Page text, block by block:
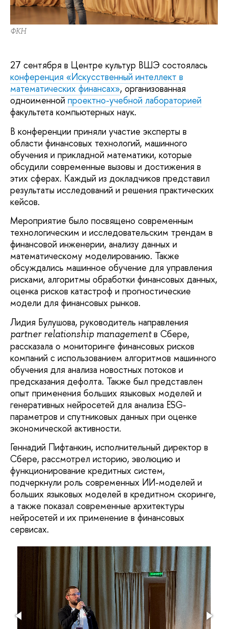
ФКН
27 сентября в Центре культур ВШЭ состоялась
конференция «Искусственный интеллект в
математических финансах», организованная
одноименной проектно-учебной лабораторией
факультета компьютерных наук.
В конференции приняли участие эксперты в
области финансовых технологий, машинного
обучения и прикладной математики, которые
обсудили современные вызовы и достижения в
этих сферах. Каждый из докладчиков представил
результаты исследований и решения практических
кейсов.
Мероприятие было посвящено современным
технологическим и исследовательским трендам в
финансовой инженерии, анализу данных и
математическому моделированию. Также
обсуждались машинное обучение для управления
рисками, алгоритмы обработки финансовых данных,
оценка рисков катастроф и прогностические
модели для финансовых рынков.
Лидия Булушова, руководитель направления
partner relationship managementв Сбере,
рассказала о мониторинге финансовых рисков
компаний с использованием алгоритмов машинного
обучения для анализа новостных потоков и
предсказания дефолта. Также был представлен
опыт применения больших языковых моделей и
генеративных нейросетей для анализа ESG-
параметров и спутниковых данных при оценке
экономической активности.
Геннадий Пифтанкин, исполнительный директор в
Сбере, рассмотрел историю, эволюцию и
функционирование кредитных систем,
подчеркнули роль современных ИИ-моделей и
больших языковых моделей в кредитном скоринге,
а также показал современные архитектуры
нейросетей и их применение в финансовых
сервисах.